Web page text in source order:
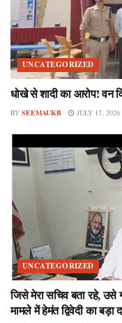
UNCATEGORIZED
धोखे से शादी का आरोप! वन
BY SEEMAUKB JULY 17, 2026
UNCATEGORIZED
जिसे मेरा सचिव बता रहे, उसे
मामले में हेमंत द्विवेदी का बड़ा